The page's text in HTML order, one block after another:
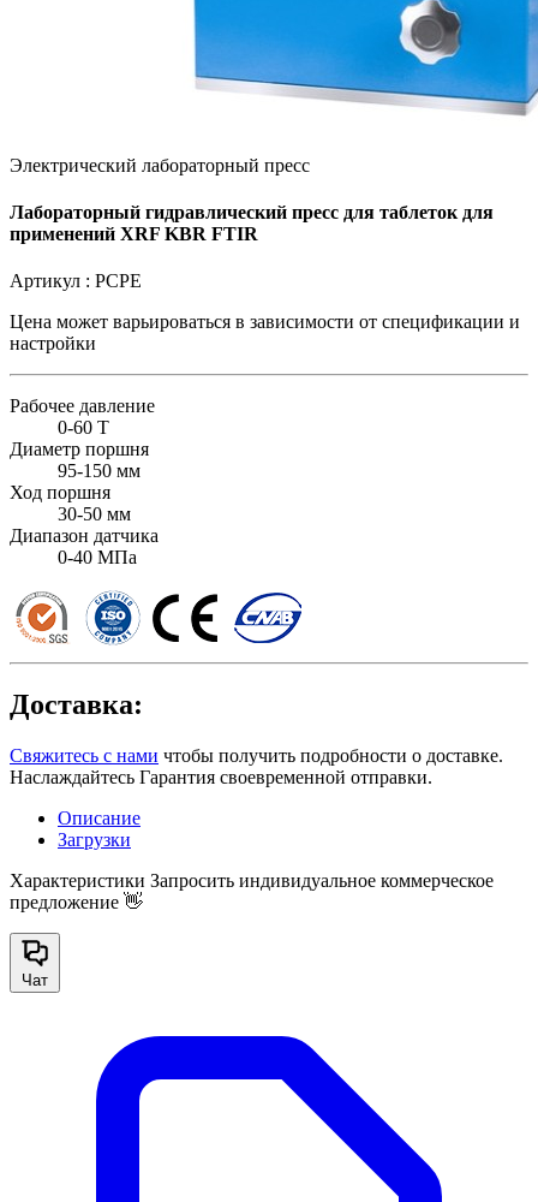
Электрический лабораторный пресс
Лабораторный гидравлический пресс для таблеток для
применений XRF KBR FTIR
Артикул : PCPE
Цена может варьироваться в зависимости от спецификации и
настройки
Рабочее давление
0-60 T
Диаметр поршня
95-150 мм
Ход поршня
30-50 мм
Диапазон датчика
0-40 МПа
Доставка:
Свяжитесь с нами чтобы получить подробности о доставке.
Наслаждайтесь Гарантия своевременной отправки.
Описание
Загрузки
Характеристики Запросить индивидуальное коммерческое
предложение 👋
Чат